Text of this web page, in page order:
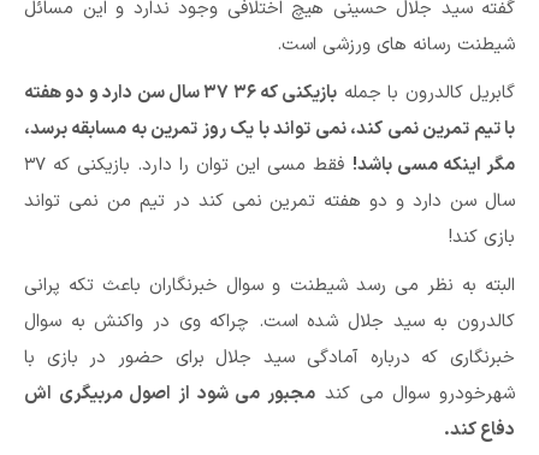
گفته سید جلال حسینی هیچ اختلافی وجود ندارد و این مسائل
شیطنت رسانه های ورزشی است.
گابریل کالدرون با جمله
بازیکنی که ۳۶ ۳۷ سال سن دارد و دو هفته
با تیم تمرین نمی کند، نمی تواند با یک روز تمرین به مسابقه برسد،
مگر اینکه مسی باشد!
فقط مسی این توان را دارد. بازیکنی که ۳۷
سال سن دارد و دو هفته تمرین نمی کند در تیم من نمی تواند
بازی کند!
البته به نظر می رسد شیطنت و سوال خبرنگاران باعث تکه پرانی
کالدرون به سید جلال شده است. چراکه وی در واکنش به سوال
خبرنگاری که درباره آمادگی سید جلال برای حضور در بازی با
شهرخودرو سوال می کند مجبور می شود از اصول مربیگری اش
دفاع کند.